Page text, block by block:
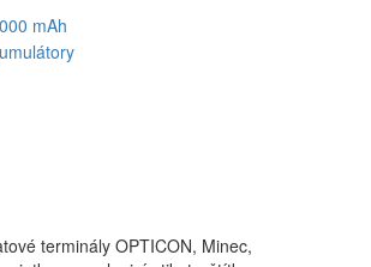
terminály OPTICON, Minec,